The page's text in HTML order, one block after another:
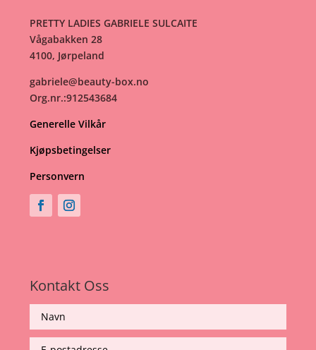
PRETTY LADIES GABRIELE SULCAITE
Vågabakken 28
4100, Jørpeland
gabriele@beauty-box.no
Org.nr.:912543684
Generelle Vilkår
Kjøpsbetingelser
Personvern
Kontakt Oss